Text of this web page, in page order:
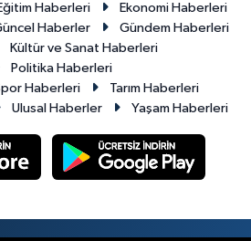
Haberleri
Ekonomi Haberleri
Haberler
Gündem Haberleri
Kültür ve Sanat Haberleri
Politika Haberleri
Haberleri
Tarım Haberleri
Ulusal Haberler Yaşam Haberleri